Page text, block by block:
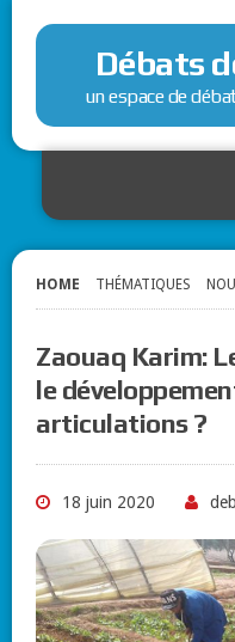
Débats
un espace de
HOME THÉMATIQUES
Zaouaq Karim:
le
articulations ?
18 juin 2020